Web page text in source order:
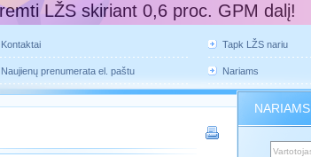
LŽS skiriant 0,6 proc. GPM dalį!
Kontaktai Tapk LŽS nariu
Naujienų prenumerata el. paštu Nariams
NARIAMS